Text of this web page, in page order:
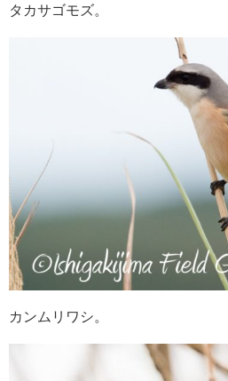
タカサゴモズ。
カンムリワシ。